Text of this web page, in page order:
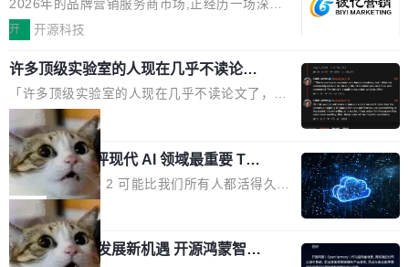
页面的文本，然后把文本丢给大模型，再返回一
段回答。仅此而已。 这当然有用，但总觉得差点
意思。比如我在一个后台管理系统里，需要填50
个表单字段，每个字段还有联动逻辑；比如我
想...
与80PLUS钛金能效；支持ATX 3.1与PCIe 5.1
规范，结合服务器级元件、完善供电线材与内置
实时LCD监控屏，可充分满足当下高阶PC主机
的严苛使用需求。 澎湃功率，紧凑机身 钛金雕1
600PG5 AI TOP具备强悍输出功率，同时实现
机身尺寸大幅精简。整机长度仅16厘米，属于同
功率段机身尺寸十分紧凑的1600W电源产品。小
巧机身有效提升市面主流标准A...
2026年的品牌营销服务商市场,正经历一场深刻
的价值重构。全球全案品牌代理机构市场从2025
复合增长率达5.44%,预计2032年将突破120亿美
元。数字广告与公共关系相关服务市场更是从20
25年的8463亿美元扩张至2026年的8763亿美
元。数字的背后是一个清晰的事实——品牌对专
业化营销服务的需求从未如此迫切。 但市场扩容
的同时,服务商的竞争逻辑正在改变。2026年Top
Agency年度合辑的观察指出,“产品”这个离消费
者最近的载体,在整个品牌营销层面的权重显著变
高了。全域营销服务商的竞争正在从规模转向深
开 开源科技
许多顶级实验室的人现在几乎不读论文
了
「许多顶级实验室的人现在几乎不读论文了，而
且他们认为 ICLR/ICML/NeurIPS 充斥着大量过
度宣传和欺诈。」 OpenAI 研究员 Keller Jorda
n 这条推文引发了广泛讨论。他不是在说风凉
话，他是说出了一个圈内人尽皆知但很少公开捅
破的事实。 Jordan 随后补充了一句软化声明：
「我不认为这些会议上大部分论文都在过度宣传
或造假。问题是，作为读者，如果你筛选出那些
局
xAI 前工程师评现代 AI 领域最重要 Top
3 开源项目
Flash Attention 2 可能比我们所有人都活得久。
这句话不是来自某个技术博客，而是出自 Hieu
Pham 的一条推文。Hieu Pham 是谁？他是 xAI
的早期工程师之一，在 Grok 训练基础设施团队
局
共商智能硬件发展新机遇 开源鸿蒙智能